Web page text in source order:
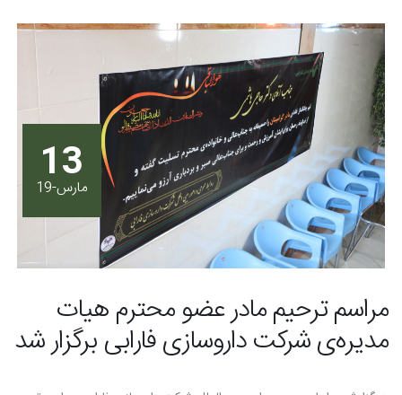
13
مارس-19
مراسم ترحیم مادر عضو محترم هیات
مدیره‌ی شرکت داروسازی فارابی برگزار شد